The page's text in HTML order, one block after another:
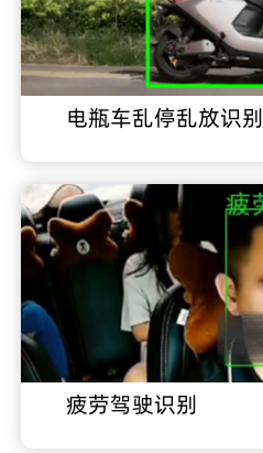
电瓶车乱停乱放识别
疲劳驾驶识别